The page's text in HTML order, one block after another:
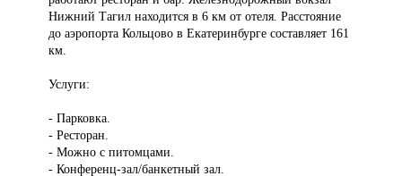
Нижний Тагил находится в 6 км от отеля. Расстояние
до аэропорта Кольцово в Екатеринбурге составляет 161
км.
Услуги:
- Парковка.
- Ресторан.
- Можно с питомцами.
- Конференц-зал/банкетный зал.